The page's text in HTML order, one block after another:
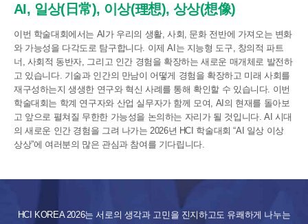
AI, 일상(日常), 이상(理想), 상상(想像)
이번 학술대회에서는 AI가 우리의 생활, 사회, 문화 전반에 가져오는 변화
와 가능성을 다각도로 탐구합니다. 이제 AI는 지능형 도구, 창의적 파트
너, 사회적 동반자, 그리고 인간 경험을 확장하는 새로운 매개체로 발전하
고 있습니다. 기술과 인간의 만남이 어떻게 경험을 확장하고 미래 사회를
재구성하는지 생생한 연구와 혁신 사례를 통해 확인할 수 있습니다. 이번
학술대회는 학계 연구자와 산업 실무자가 함께 모여, AI의 현재를 돌아보
고 앞으로 펼쳐질 무한한 가능성을 논의하는 자리가 될 것입니다. AI 시대
의 새로운 인간 경험을 그려 나가는 2026년 HCI 학술대회 “AI 일상 이상
상상”에 여러분의 많은 관심과 참여를 기다립니다.
HCI KOREA 2026는 서로의 생각과 고민을 진지하고도 유쾌하게 나누는